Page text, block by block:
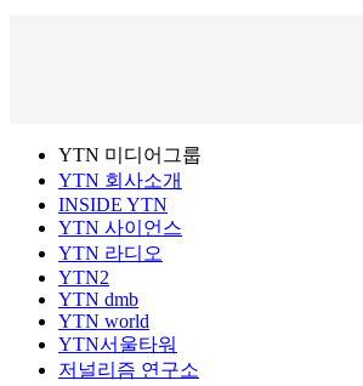
YTN 미디어그룹
YTN 회사소개
INSIDE YTN
YTN 사이언스
YTN 라디오
YTN2
YTN dmb
YTN world
YTN서울타워
저널리즘 연구소